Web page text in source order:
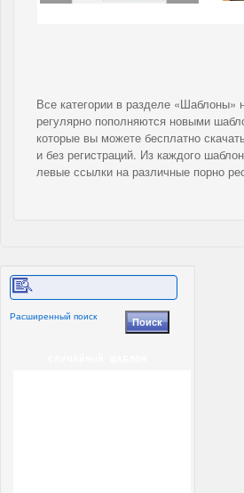
Все категории в разделе «Шаблоны»
регулярно пополняются новыми
которые вы можете бесплатно
и без регистраций. Из каждого
левые ссылки на различные порно
Расширенный поиск